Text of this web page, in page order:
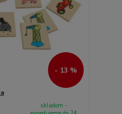
- 13 %
skladom -